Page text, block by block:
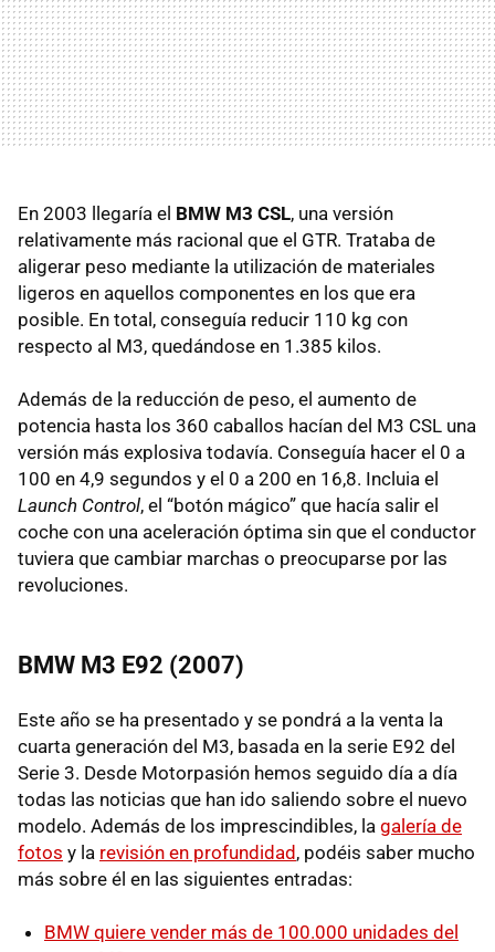
En 2003 llegaría el BMW M3 CSL, una versión
relativamente más racional que el GTR. Trataba de
aligerar peso mediante la utilización de materiales
ligeros en aquellos componentes en los que era
posible. En total, conseguía reducir 110 kg con
respecto al M3, quedándose en 1.385 kilos.
Además de la reducción de peso, el aumento de
potencia hasta los 360 caballos hacían del M3 CSL una
versión más explosiva todavía. Conseguía hacer el 0 a
100 en 4,9 segundos y el 0 a 200 en 16,8. Incluia el
Launch Control, el “botón mágico” que hacía salir el
coche con una aceleración óptima sin que el conductor
tuviera que cambiar marchas o preocuparse por las
revoluciones.
BMW M3 E92 (2007)
Este año se ha presentado y se pondrá a la venta la
cuarta generación del M3, basada en la serie E92 del
Serie 3. Desde Motorpasión hemos seguido día a día
todas las noticias que han ido saliendo sobre el nuevo
modelo. Además de los imprescindibles, la galería de
fotos y la revisión en profundidad, podéis saber mucho
más sobre él en las siguientes entradas:
BMW quiere vender más de 100.000 unidades del